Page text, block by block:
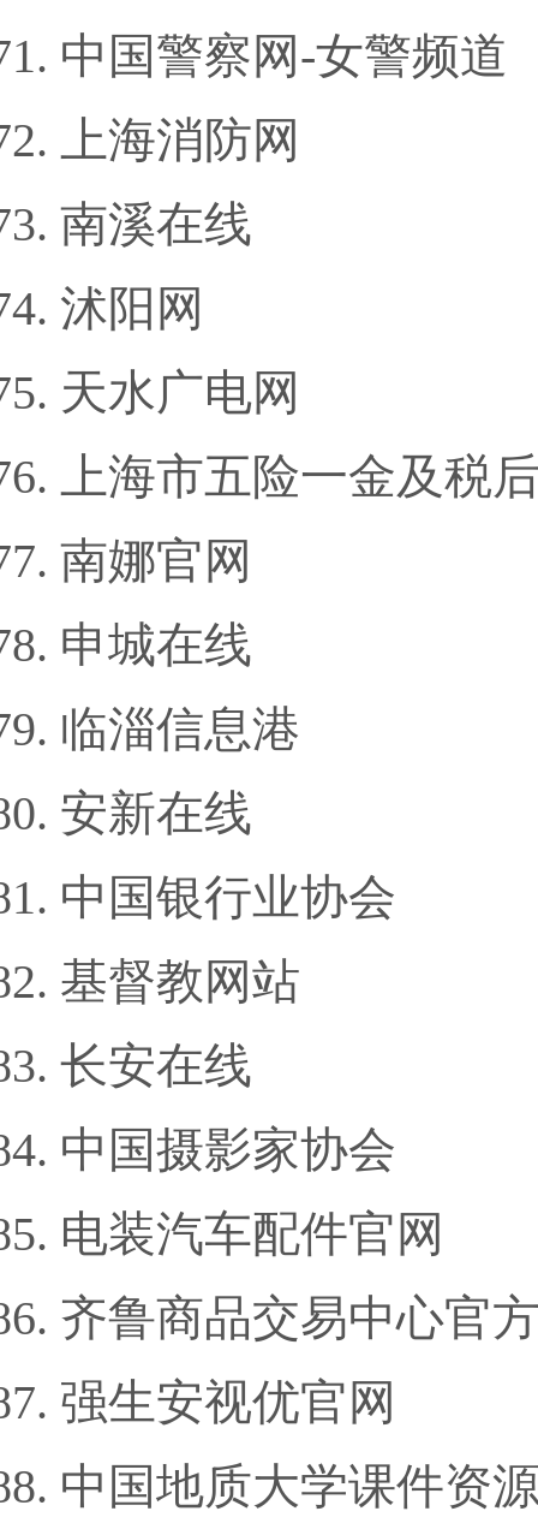
中国警察网-女警频道
上海消防网
南溪在线
沭阳网
天水广电网
上海市五险一金及税
南娜官网
申城在线
临淄信息港
安新在线
中国银行业协会
基督教网站
长安在线
中国摄影家协会
电装汽车配件官网
齐鲁商品交易中心官
强生安视优官网
中国地质大学课件资